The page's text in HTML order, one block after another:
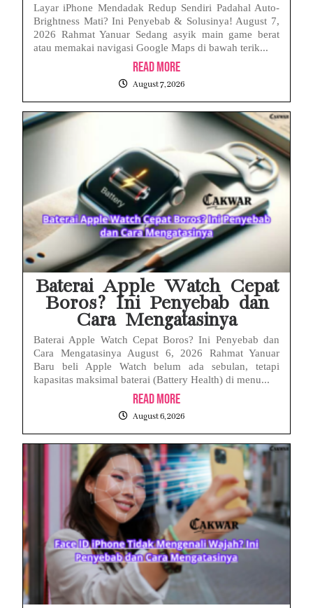
Layar iPhone Mendadak Redup Sendiri Padahal Auto-
Brightness Mati? Ini Penyebab & Solusinya! August 7,
2026 Rahmat Yanuar Sedang asyik main game berat
atau memakai navigasi Google Maps di bawah terik...
Read More
August 7, 2026
Baterai Apple Watch Cepat
Boros? Ini Penyebab dan
Cara Mengatasinya
Baterai Apple Watch Cepat Boros? Ini Penyebab dan
Cara Mengatasinya August 6, 2026 Rahmat Yanuar
Baru beli Apple Watch belum ada sebulan, tetapi
kapasitas maksimal baterai (Battery Health) di menu...
Read More
August 6, 2026